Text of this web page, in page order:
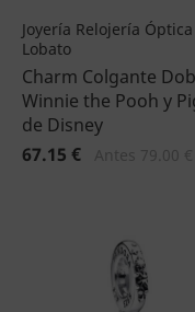
Joyería Relojería Óptica
Lobato
Charm Colgante
Winnie the Pooh y
de Disney
67.15 €